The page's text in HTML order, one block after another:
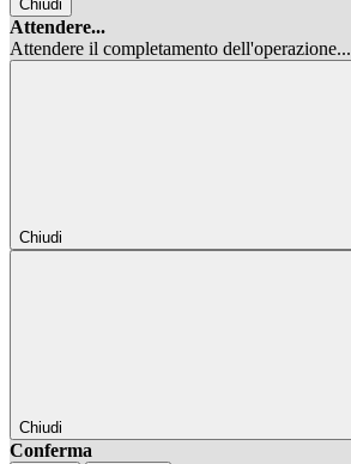
Chiudi
Attendere...
Attendere il completamento dell'operazione...
Chiudi
Chiudi
Conferma